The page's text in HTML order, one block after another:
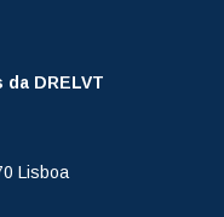
DRELVT
Lisboa